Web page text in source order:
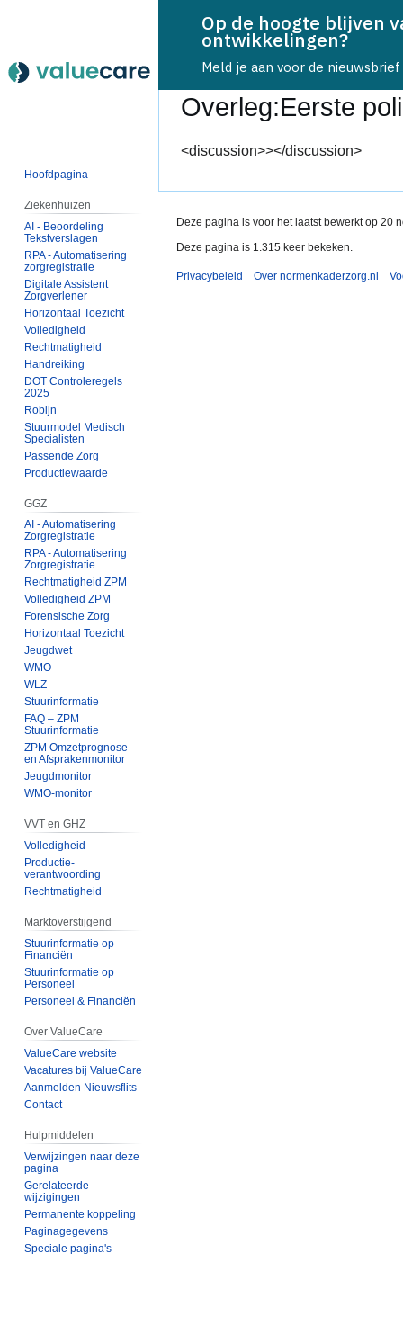
Overleg:Eerste
Naar
springen
Naar
springen
<discussion>></discussion>
Op de hoogte blijven
ontwikkelingen?
Meld je aan voor de nieuwsbrief
Hoofdpagina
Ziekenhuizen
AI - Beoordeling
Tekstverslagen
RPA - Automatisering
zorgregistratie
Digitale Assistent
Zorgverlener
Horizontaal Toezicht
Volledigheid
Rechtmatigheid
Handreiking
DOT Controleregels
2025
Robijn
Stuurmodel Medisch
Specialisten
Passende Zorg
Productiewaarde
GGZ
AI - Automatisering
Zorgregistratie
RPA - Automatisering
Zorgregistratie
Rechtmatigheid ZPM
Volledigheid ZPM
Forensische Zorg
Horizontaal Toezicht
Jeugdwet
WMO
WLZ
Stuurinformatie
FAQ – ZPM
Stuurinformatie
ZPM Omzetprognose
en Afsprakenmonitor
Jeugdmonitor
WMO-monitor
VVT en GHZ
Volledigheid
Productie-
verantwoording
Rechtmatigheid
Marktoverstijgend
Stuurinformatie op
Financiën
Stuurinformatie op
Personeel
Personeel & Financiën
Over ValueCare
ValueCare website
Vacatures bij ValueCare
Aanmelden Nieuwsflits
Contact
Hulpmiddelen
Verwijzingen naar deze
pagina
Gerelateerde
wijzigingen
Permanente koppeling
Paginagegevens
Speciale pagina's
Deze pagina is voor het laatst bewerkt op 20
Deze pagina is 1.315 keer bekeken.
Privacybeleid Over normenkaderzorg.nl